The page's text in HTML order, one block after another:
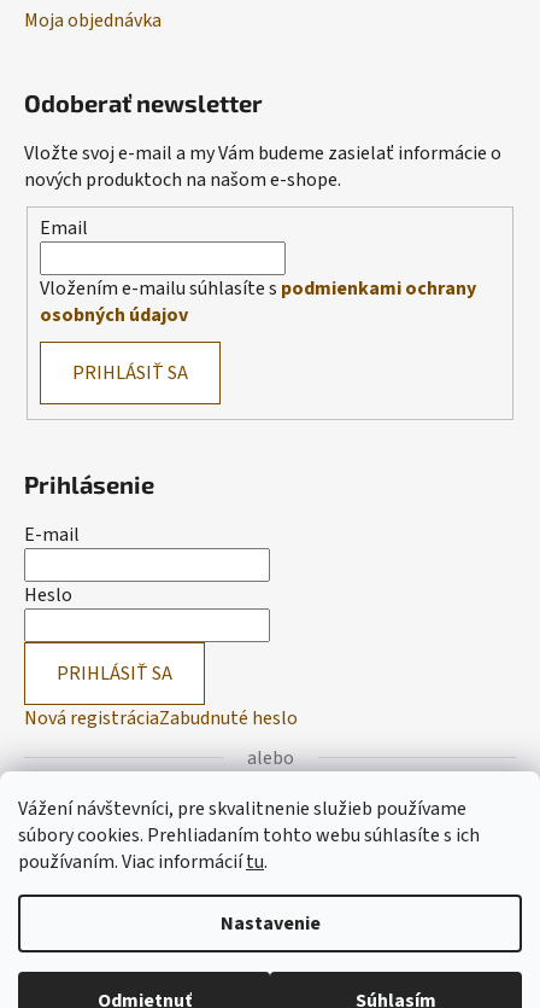
Vážení návštevníci, pre skvalitnenie služieb používame
súbory cookies. Prehliadaním tohto webu súhlasíte s ich
používaním.Viac informáciítu.
Nastavenie
Odmietnuť Súhlasím
Moja objednávka
Odoberať newsletter
Vložte svoj e-mail a my Vám budeme zasielať informácie o
nových produktoch na našom e-shope.
Email
Vložením e-mailu súhlasíte s podmienkami ochrany
osobných údajov
PRIHLÁSIŤ SA
Prihlásenie
E-mail
Heslo
PRIHLÁSIŤ SA
Nová registráciaZabudnuté heslo
alebo
Prihlásiť sa cez Facebook
Prihlásiť sa cez Google
Vytvoril Shoptet